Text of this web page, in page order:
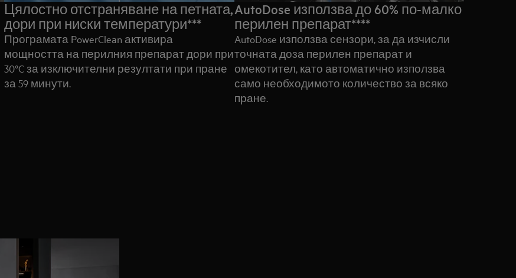
Цялостно отстраняване на петната,
дори при ниски температури***
Програмата PowerClean активира
мощността на перилния препарат дори при
30°C за изключителни резултати при пране
за 59 минути.
AutoDose използва до 60% по-малко
перилен препарат****
AutoDose използва сензори, за да изчисли
точната доза перилен препарат и
омекотител, като автоматично използва
само необходимото количество за всяко
пране.